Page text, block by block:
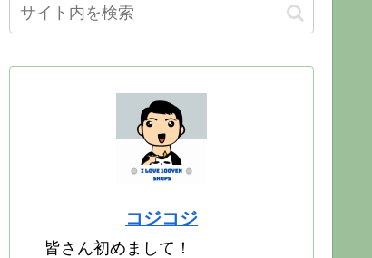
コジコジ
皆さん初めまして！